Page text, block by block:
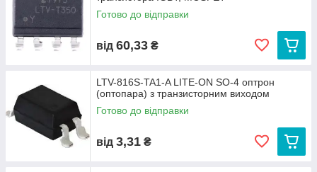
Готово до відправки
від 60,33 ₴
LTV-816S-TA1-A LITE-ON SO-4 оптрон
(оптопара) з транзисторним виходом
Готово до відправки
від 3,31 ₴